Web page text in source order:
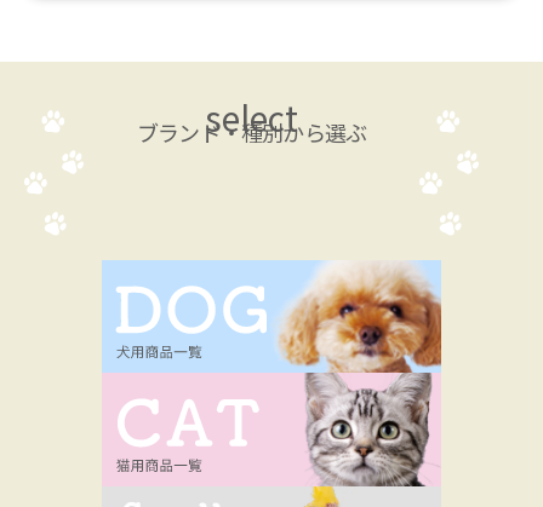
select
ブランド・種別から選ぶ